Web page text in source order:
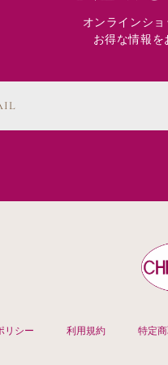
オンラインシ
お得な情報を
リシー 利用規約 特定